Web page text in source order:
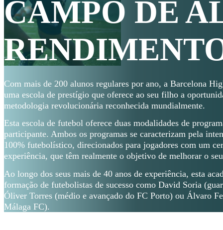
CAMPO DE
Com mais de 200 alunos regulares por ano, a Barcelona
uma escola de prestígio que oferece ao seu filho a
metodologia revolucionária reconhecida mundialmente.
Esta escola de futebol oferece duas modalidades de
participante. Ambos os programas se caracterizam pela
100% futebolístico, direcionados para jogadores com um
experiência, que têm realmente o objetivo de melhorar o
Ao longo dos seus mais de 40 anos de experiência, esta
formação de futebolistas de sucesso como David Soria
Óliver Torres (médio e avançado do FC Porto) ou Álvaro
Málaga FC).